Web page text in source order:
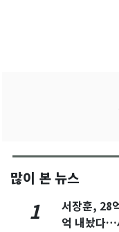
많이 본 뉴스
1
서장훈, 28
억 내놨다…